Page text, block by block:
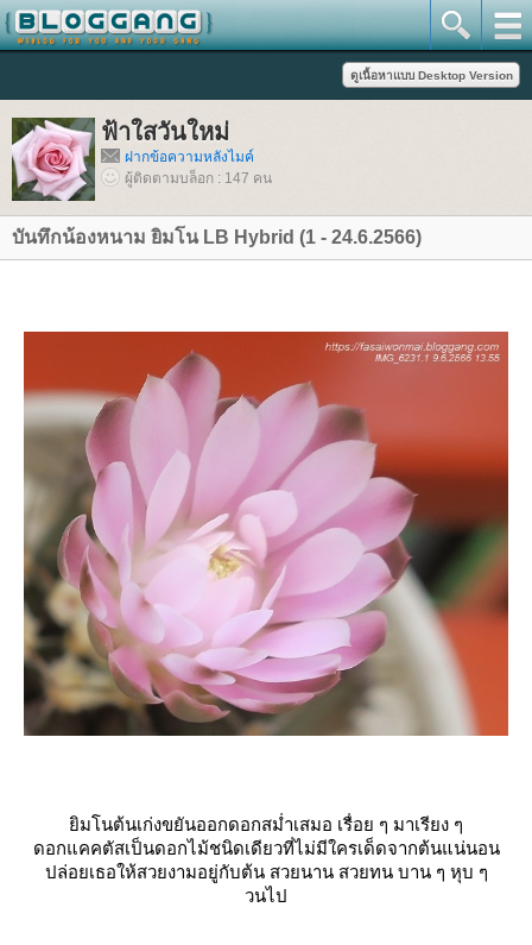
ฟ้าใสวันใหม่
ฝากข้อความหลังไมค์
ผู้ติดตามบล็อก : 147 คน
บันทึกน้องหนาม ยิมโน LB Hybrid (1 - 24.6.2566)
ิมโนต้นเก่งขยันออกดอกสม่ำเสมอ เรื่อย ๆ มาเรียง ๆ
ดอกแคคตัสเป็นดอกไม้ชนิดเดียวที่ไม่มีใครเด็ดจากต้นแน่นอน
ปล่อยเธอให้สวยงามอยู่กับต้น สวยนาน สวยทน บาน ๆ หุบ ๆ
วนไป